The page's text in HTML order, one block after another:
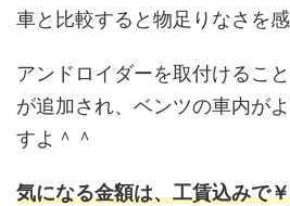
車と比較すると物足りなさを
アンドロイダーを取付けるこ
が追加され、ベンツの車内が
すよ＾＾
気になる金額は、工賃込みで